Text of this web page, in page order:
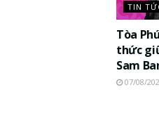
TIN
Tòa
thức
Sam
07/08/